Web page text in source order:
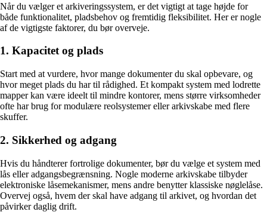
Når du vælger et arkiveringssystem, er det vigtigt at tage højde for
både funktionalitet, pladsbehov og fremtidig fleksibilitet. Her er nogle
af de vigtigste faktorer, du bør overveje.
1. Kapacitet og plads
Start med at vurdere, hvor mange dokumenter du skal opbevare, og
hvor meget plads du har til rådighed. Et kompakt system med lodrette
mapper kan være ideelt til mindre kontorer, mens større virksomheder
ofte har brug for modulære reolsystemer eller arkivskabe med flere
skuffer.
2. Sikkerhed og adgang
Hvis du håndterer fortrolige dokumenter, bør du vælge et system med
lås eller adgangsbegrænsning. Nogle moderne arkivskabe tilbyder
elektroniske låsemekanismer, mens andre benytter klassiske nøglelåse.
Overvej også, hvem der skal have adgang til arkivet, og hvordan det
påvirker daglig drift.